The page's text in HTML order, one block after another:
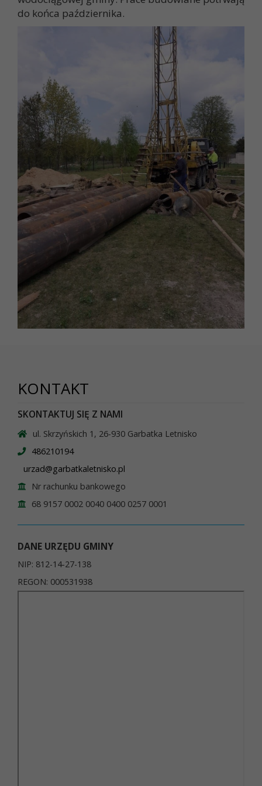
do końca października.
KONTAKT
SKONTAKTUJ SIĘ Z NAMI
ul. Skrzyńskich 1, 26-930 Garbatka Letnisko
486210194
urzad@garbatkaletnisko.pl
Nr rachunku bankowego
68 9157 0002 0040 0400 0257 0001
DANE URZĘDU GMINY
NIP: 812-14-27-138
REGON: 000531938